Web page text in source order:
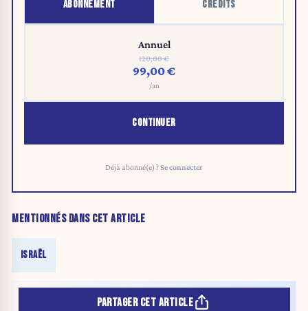
ABONNEMENT CRÉDITS
Annuel
120,00 €
99,00 €
/an
CONTINUER
Déjà abonné(e) ?Se connecter
MENTIONNÉS DANS CET ARTICLE
ISRAËL
PARTAGER CET ARTICLE